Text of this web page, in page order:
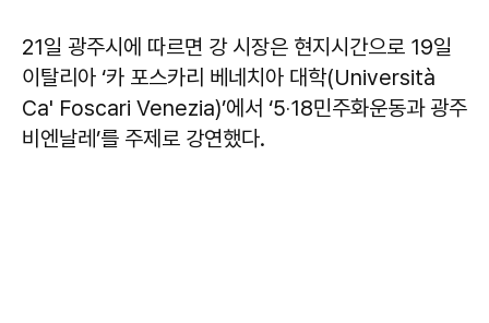
21일 광주시에 따르면 강 시장은 현지시간으로 19일
이탈리아 ‘카 포스카리 베네치아 대학(Università
Ca' Foscari Venezia)’에서 ‘5‧18민주화운동과 광주
비엔날레’를 주제로 강연했다.